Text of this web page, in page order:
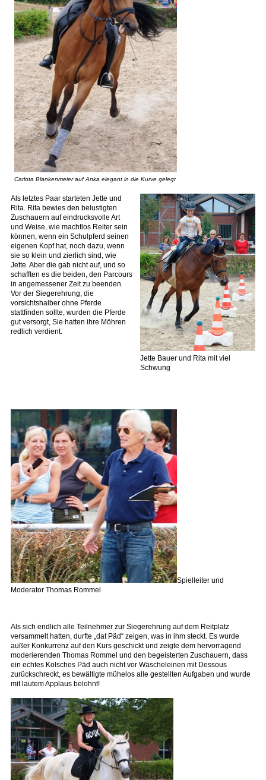
Carlota Blankenmeier auf Anka elegant in die Kurve gelegt
Jette Bauer und Rita mit viel
Schwung
Als letztes Paar starteten Jette und
Rita. Rita bewies den belustigten
Zuschauern auf eindrucksvolle Art
und Weise, wie machtlos Reiter sein
können, wenn ein Schulpferd seinen
eigenen Kopf hat, noch dazu, wenn
sie so klein und zierlich sind, wie
Jette. Aber die gab nicht auf, und so
schafften es die beiden, den Parcours
in angemessener Zeit zu beenden.
Vor der Siegerehrung, die
vorsichtshalber ohne Pferde
stattfinden sollte, wurden die Pferde
gut versorgt, Sie hatten ihre Möhren
redlich verdient.
Spielleiter und
Moderator Thomas Rommel
Als sich endlich alle Teilnehmer zur Siegerehrung auf dem Reitplatz
versammelt hatten, durfte „dat Päd“ zeigen, was in ihm steckt. Es wurde
außer Konkurrenz auf den Kurs geschickt und zeigte dem hervorragend
moderierenden Thomas Rommel und den begeisterten Zuschauern, dass
ein echtes Kölsches Päd auch nicht vor Wäscheleinen mit Dessous
zurückschreckt, es bewältigte mühelos alle gestellten Aufgaben und wurde
mit lautem Applaus belohnt!